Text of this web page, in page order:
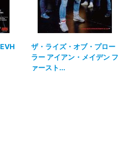
ザ・ライズ・オブ・プロー
ラー アイアン・メイデン フ
ァースト...